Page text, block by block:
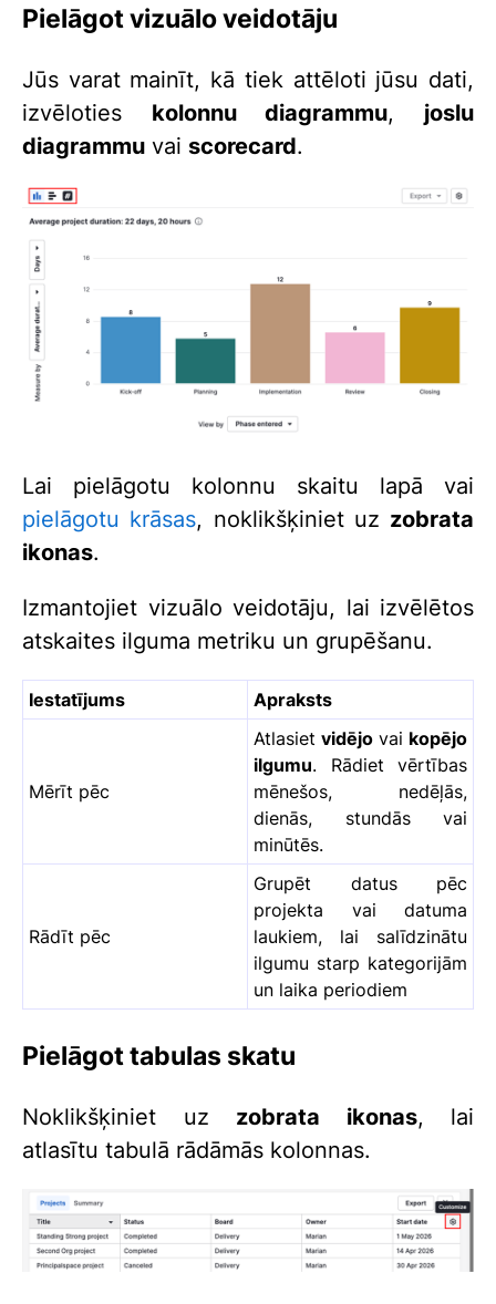
Pielāgot vizuālo veidotāju
Jūs varat mainīt, kā tiek attēloti jūsu dati,
izvēloties kolonnu diagrammu, joslu
diagrammu vai scorecard.
Lai pielāgotu kolonnu skaitu lapā vai
pielāgotu krāsas, noklikšķiniet uz zobrata
ikonas.
Izmantojiet vizuālo veidotāju, lai izvēlētos
atskaites ilguma metriku un grupēšanu.
Iestatījums Apraksts
Mērīt pēc
Atlasiet vidējo vai kopējo
ilgumu. Rādiet vērtības
mēnešos, nedēļās,
dienās, stundās vai
minūtēs.
Rādīt pēc
Grupēt datus pēc
projekta vai datuma
laukiem, lai salīdzinātu
ilgumu starp kategorijām
un laika periodiem
Pielāgot tabulas skatu
Noklikšķiniet uz zobrata ikonas, lai
atlasītu tabulā rādāmās kolonnas.